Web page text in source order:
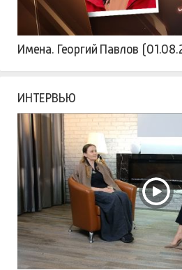
Имена. Георгий Павлов
ИНТЕРВЬЮ